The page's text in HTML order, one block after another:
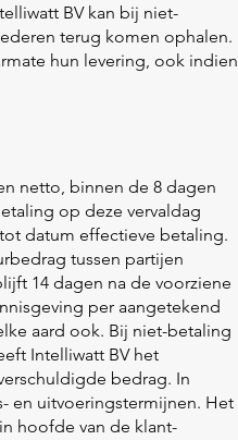
BV kan bij niet-
terug komen ophalen.
hun levering, ook indien
netto, binnen de 8 dagen
op deze vervaldag
datum effectieve betaling.
tussen partijen
14 dagen na de voorziene
per aangetekend
aard ook. Bij niet-betaling
Intelliwatt BV het
bedrag. In
en uitvoeringstermijnen. Het
hoofde van de klant-